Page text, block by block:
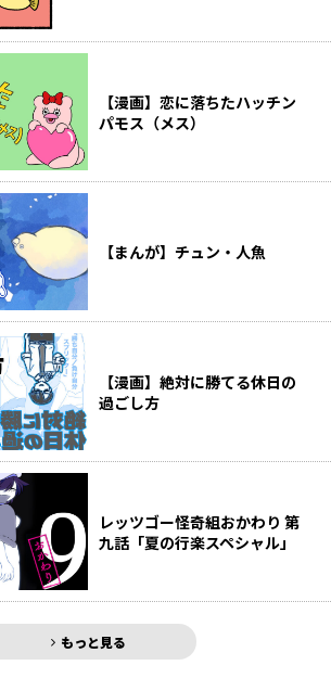
【漫画】恋に落ちたハッチン
パモス（メス）
【まんが】チュン・人魚
【漫画】絶対に勝てる休日の
過ごし方
レッツゴー怪奇組おかわり 第
九話「夏の行楽スペシャル」
もっと見る